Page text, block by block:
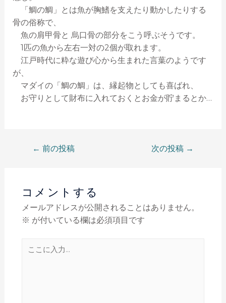
「鯛の鯛」とは魚が胸鰭を支えたり動かしたりする
骨の俗称で、
魚の肩甲骨と 烏口骨の部分をこう呼ぶそうです。
1匹の魚から左右一対の2個が取れます。
江戸時代に粋な遊び心から生まれた言葉のようです
が、
マダイの「鯛の鯛」は、縁起物としても喜ばれ、
お守りとして財布に入れておくとお金が貯まるとか…
← 前の投稿 次の投稿 →
コメントする
メールアドレスが公開されることはありません。
※ が付いている欄は必須項目です